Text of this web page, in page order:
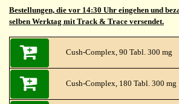
Bestellungen, die vor 14:30 Uhr eingehen und
selben Werktag mit Track & Trace versendet.
Cush-Complex, 90 Tabl. 300 mg
Cush-Complex, 180 Tabl. 300 mg